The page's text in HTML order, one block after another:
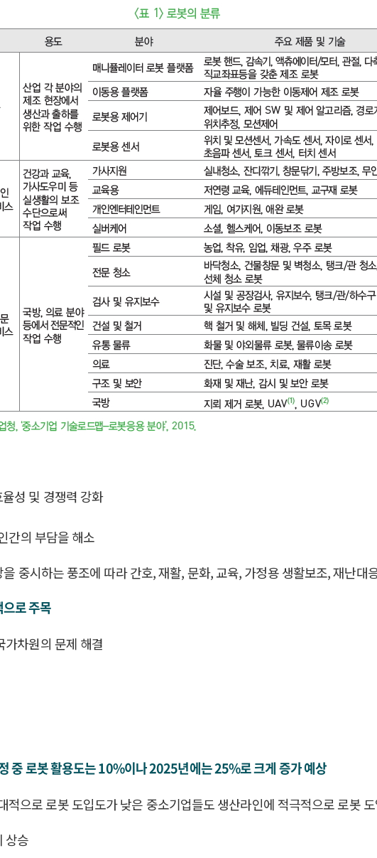
성 및 경쟁력 강화
간의 부담을 해소
중시하는 풍조에 따라 간호, 재활, 문화, 교육, 가정용 생활보조, 재난대
로 주목
가차원의 문제 해결
중 로봇 활용도는 10%이나 2025년에는 25%로 크게 증가 예상
으로 로봇 도입도가 낮은 중소기업들도 생산라인에 적극적으로 로봇 도
상승